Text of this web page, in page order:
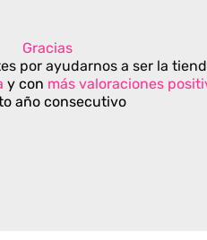
Gracias
por ayudarnos a ser la
y con más valoraciones
año consecutivo